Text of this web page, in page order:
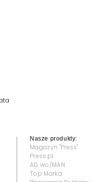
Nasze produkty:
Magazyn "Press"
Press.pl
AD wo/MAN
Top Marka